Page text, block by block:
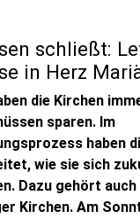
schließt:
in Herz
die Kirchen
sparen. Im
haben
wie sie sich
Dazu gehört auch
Kirchen. Am